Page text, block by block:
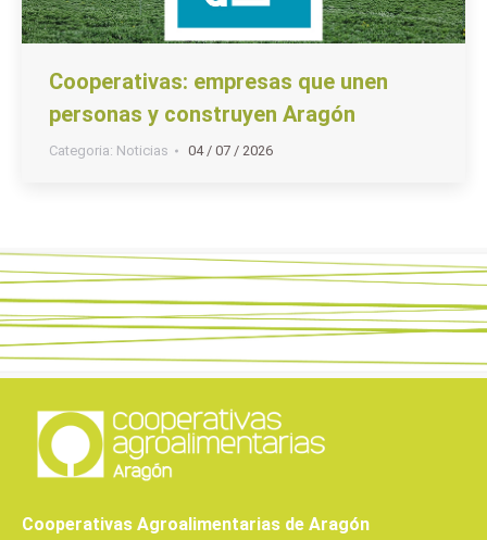
Cooperativas: empresas que unen
personas y construyen Aragón
Categoria: Noticias 04 / 07 / 2026
Cooperativas Agroalimentarias de Aragón